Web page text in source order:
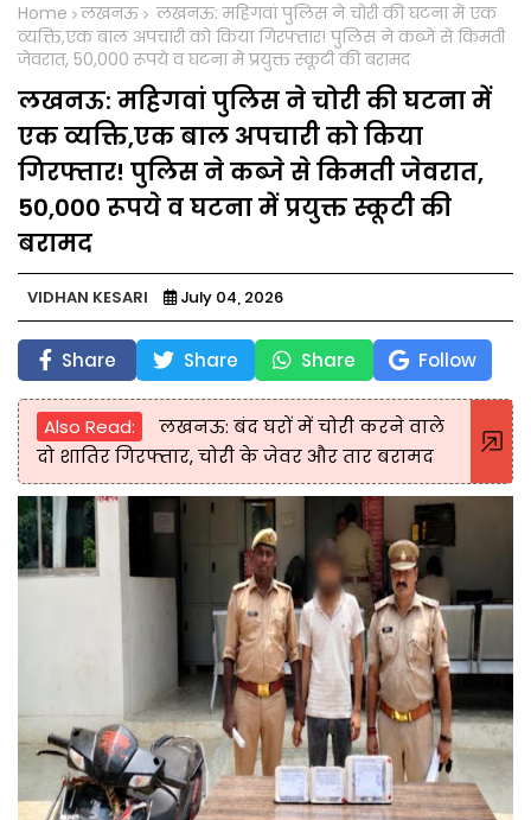
Home लखनऊ
लखनऊ: महिगवां पुलिस ने चोरी की घटना में एक
व्यक्ति,एक बाल अपचारी को किया गिरफ्तार! पुलिस ने कब्जे से किमती
जेवरात, 50,000 रूपये व घटना में प्रयुक्त स्कूटी की बरामद
लखनऊ: महिगवां पुलिस ने चोरी की घटना में
एक व्यक्ति,एक बाल अपचारी को किया
गिरफ्तार! पुलिस ने कब्जे से किमती जेवरात,
50,000 रूपये व घटना में प्रयुक्त स्कूटी की
बरामद
VIDHAN KESARI July 04, 2026
Share Share Share Follow
Also Read:
लखनऊ: बंद घरों में चोरी करने वाले
दो शातिर गिरफ्तार, चोरी के जेवर और तार बरामद